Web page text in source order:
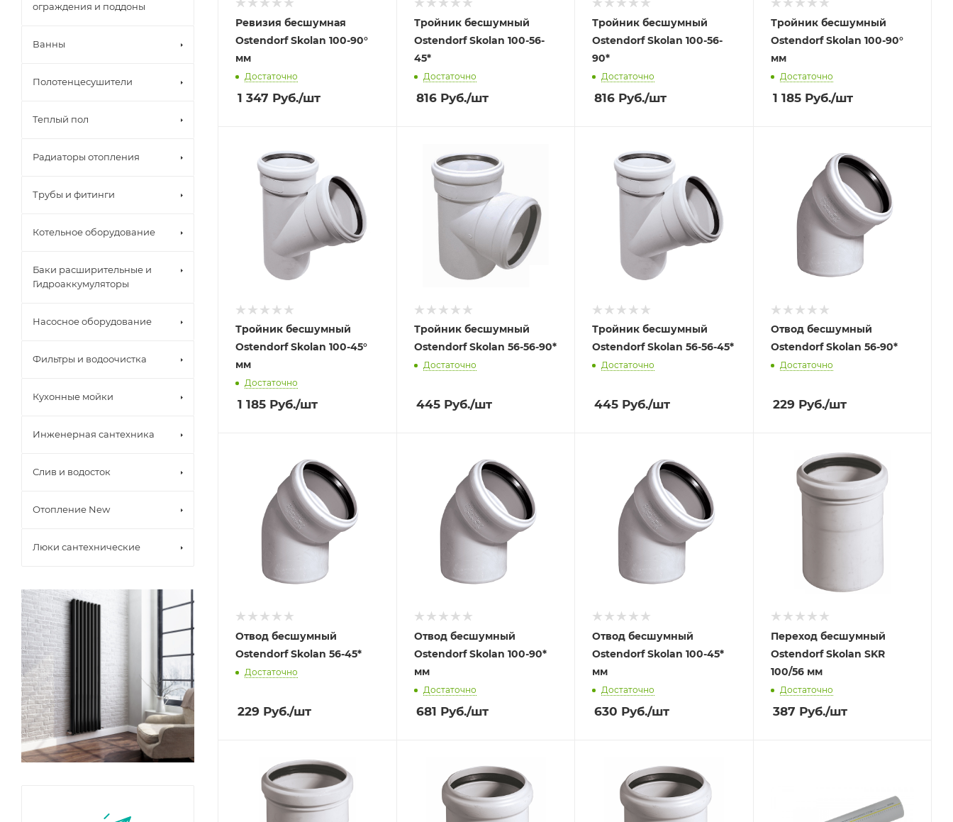
Ревизия бесшумная
Ostendorf Skolan 100-90°
мм
Достаточно
1 347 Руб./шт
Тройник бесшумный
Ostendorf Skolan 100-56-
45*
Достаточно
816Руб./шт
Тройник бесшумный
Ostendorf Skolan 100-56-
90*
Достаточно
816 Руб./шт
Тройник бесшумный
Ostendorf Skolan 100-90°
мм
Достаточно
1 185Руб./шт
Тройник бесшумный
Ostendorf Skolan 100-45°
мм
Достаточно
1 185 Руб./шт
Тройник бесшумный
Ostendorf Skolan 56-56-90*
Достаточно
445Руб./шт
Тройник бесшумный
Ostendorf Skolan 56-56-45*
Достаточно
445 Руб./шт
Отвод бесшумный
Ostendorf Skolan 56-90*
Достаточно
229Руб./шт
Отвод бесшумный
Ostendorf Skolan 56-45*
Достаточно
229 Руб./шт
Отвод бесшумный
Ostendorf Skolan 100-90*
мм
Достаточно
681 Руб./шт
Отвод бесшумный
Ostendorf Skolan 100-45*
мм
Достаточно
630 Руб./шт
Переход бесшумный
Ostendorf Skolan SKR
100/56 мм
Достаточно
387 Руб./шт
ограждения и поддоны
Ванны
Полотенцесушители
Теплый пол
Радиаторы отопления
Трубы и фитинги
Котельное оборудование
Баки расширительные и
Гидроаккумуляторы
Насосное оборудование
Фильтры и водоочистка
Кухонные мойки
Инженерная сантехника
Слив и водосток
Отопление New
Люки сантехнические